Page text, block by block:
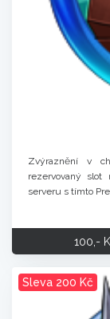
Zvýraznění v
rezervovaný
serveru s tímto
100,-
Sleva 200 Kč